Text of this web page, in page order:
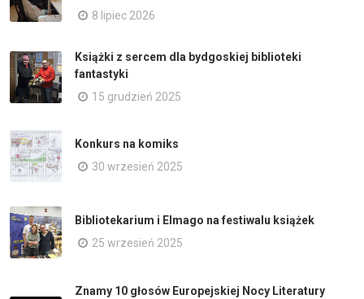
8 lipiec 2026
Książki z sercem dla bydgoskiej biblioteki
fantastyki
15 grudzień 2025
Konkurs na komiks
30 wrzesień 2025
Bibliotekarium i Elmago na festiwalu książek
25 wrzesień 2025
Znamy 10 głosów Europejskiej Nocy Literatury